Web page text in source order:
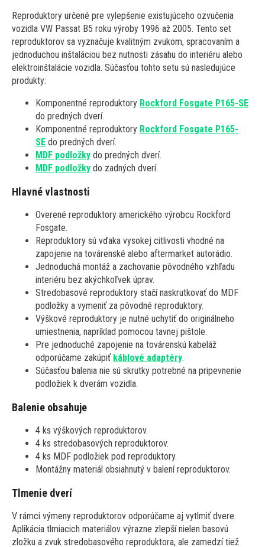
Reproduktory určené pre vylepšenie existujúceho ozvučenia
vozidla VW Passat B5 roku výroby 1996 až 2005. Tento set
reproduktorov sa vyznačuje kvalitným zvukom, spracovaním a
jednoduchou inštaláciou bez nutnosti zásahu do interiéru alebo
elektroinštalácie vozidla. Súčasťou tohto setu sú nasledujúce
produkty:
Komponentné reproduktory Rockford Fosgate P165-SE
do predných dverí.
Komponentné reproduktory Rockford Fosgate P165-
SE do predných dverí.
MDF podložky do predných dverí.
MDF podložky do zadných dverí.
Hlavné vlastnosti
Overené reproduktory amerického výrobcu Rockford
Fosgate.
Reproduktory sú vďaka vysokej citlivosti vhodné na
zapojenie na továrenské alebo aftermarket autorádio.
Jednoduchá montáž a zachovanie pôvodného vzhľadu
interiéru bez akýchkoľvek úprav.
Stredobasové reproduktory stačí naskrutkovať do MDF
podložky a vymeniť za pôvodné reproduktory.
Výškové reproduktory je nutné uchytiť do originálneho
umiestnenia, napríklad pomocou tavnej pištole.
Pre jednoduché zapojenie na továrenskú kabeláž
odporúčame zakúpiť káblové adaptéry.
Súčasťou balenia nie sú skrutky potrebné na pripevnenie
podložiek k dverám vozidla.
Balenie obsahuje
4 ks výškových reproduktorov.
4 ks stredobasových reproduktorov.
4 ks MDF podložiek pod reproduktory.
Montážny materiál obsiahnutý v balení reproduktorov.
Tlmenie dverí
V rámci výmeny reproduktorov odporúčame aj vytlmiť dvere.
Aplikácia tlmiacich materiálov výrazne zlepší nielen basovú
zložku a zvuk stredobasového reproduktora, ale zamedzí tiež